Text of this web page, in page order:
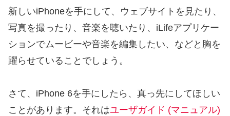
新しいiPhoneを手にして、ウェブサイトを見たり、
写真を撮ったり、音楽を聴いたり、iLifeアプリケー
ションでムービーや音楽を編集したい、などと胸を
躍らせていることでしょう。
さて、iPhone 6を手にしたら、真っ先にしてほしい
ことがあります。それはユーザガイド (マニュアル)